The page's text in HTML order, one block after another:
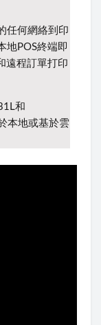
任何網絡到印
地POS終端即
遠程訂單打印
和
本地或基於雲